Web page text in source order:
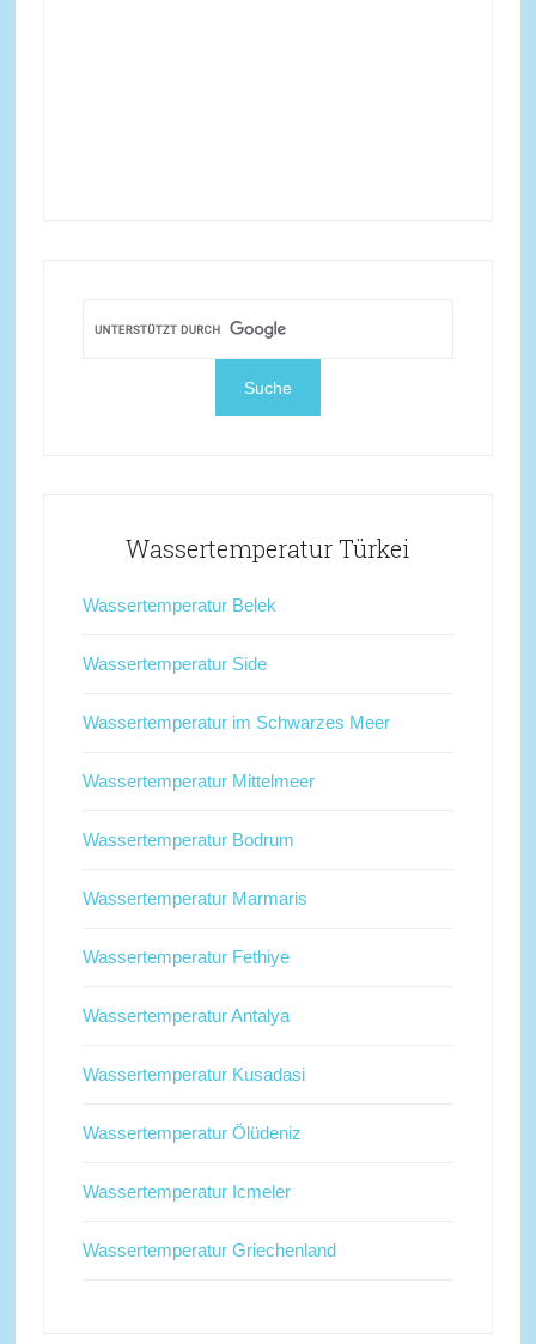
Wassertemperatur Türkei
Wassertemperatur Belek
Wassertemperatur Side
Wassertemperatur im Schwarzes Meer
Wassertemperatur Mittelmeer
Wassertemperatur Bodrum
Wassertemperatur Marmaris
Wassertemperatur Fethiye
Wassertemperatur Antalya
Wassertemperatur Kusadasi
Wassertemperatur Ölüdeniz
Wassertemperatur Icmeler
Wassertemperatur Griechenland